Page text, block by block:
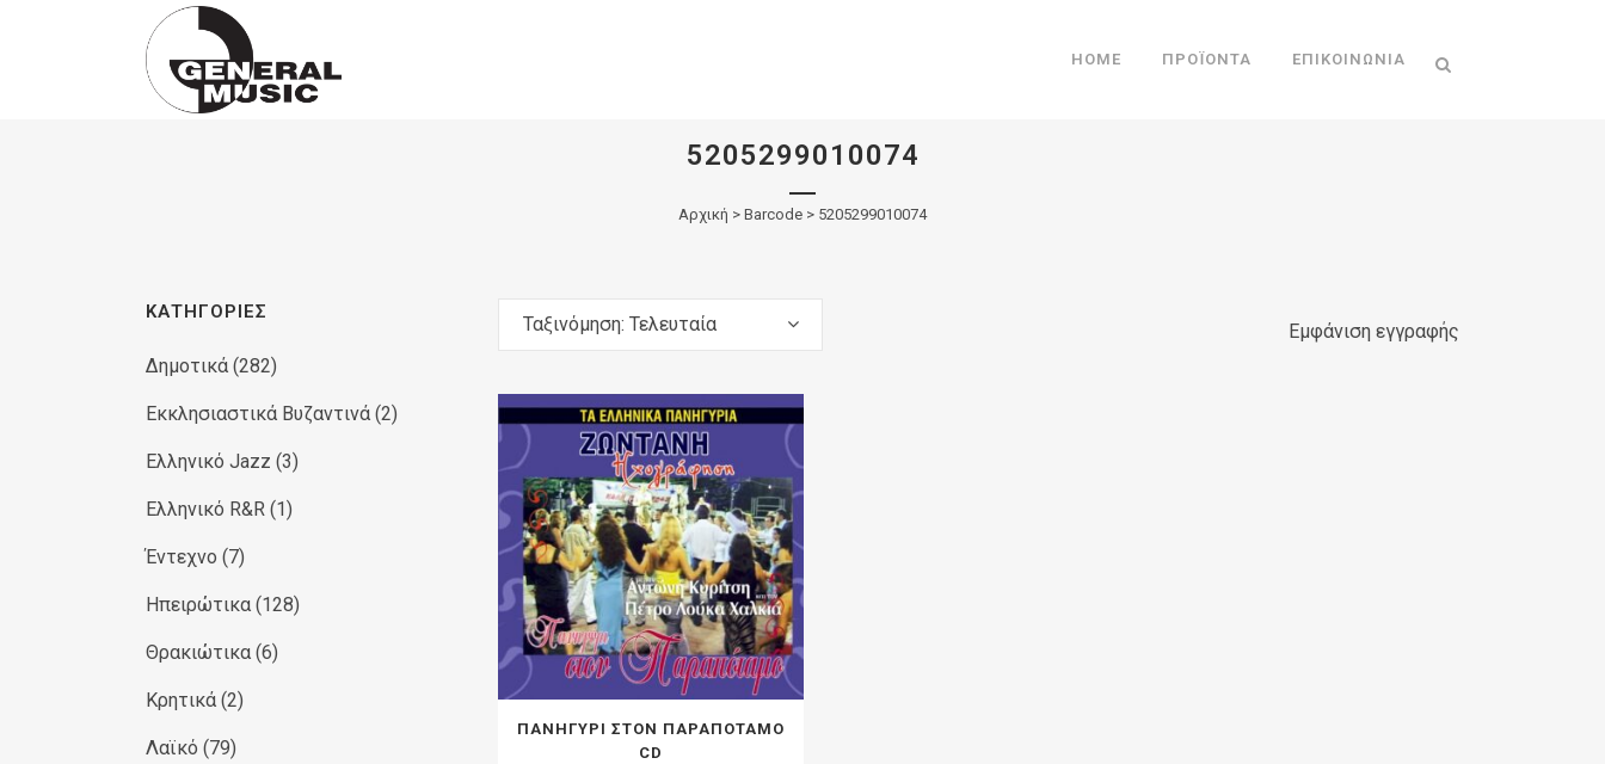
Products
HOME ΠΡΟΪΌΝΤΑ ΕΠΙΚΟΙΝΩΝΊΑ
5205299010074
Αρχική > Barcode > 5205299010074
ΚΑΤΗΓΟΡΊΕΣ
Δημοτικά (282)
Εκκλησιαστικά Βυζαντινά (2)
Ελληνικό Jazz (3)
Ελληνικό R&R (1)
Έντεχνο (7)
Ηπειρώτικα (128)
Θρακιώτικα (6)
Κρητικά (2)
Λαϊκό (79)
Εμφάνιση εγγραφής
Ταξινόμηση: Τελευταία
ΠΑΝΗΓΥΡΙ ΣΤΟΝ ΠΑΡΑΠΟΤΑΜΟ
CD